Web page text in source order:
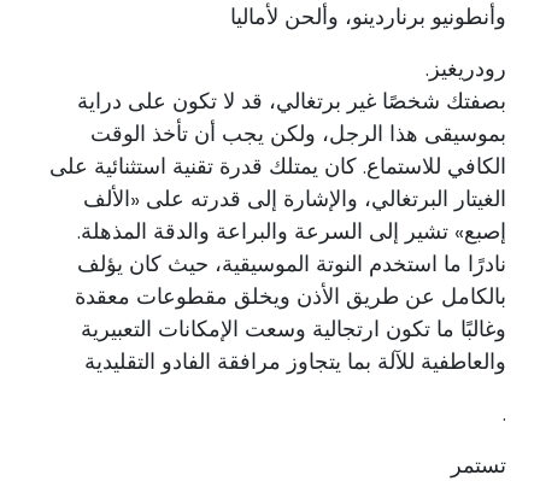
وأنطونيو برناردينو، وألحن لأماليا
رودريغيز.
بصفتك شخصًا غير برتغالي، قد لا تكون على دراية
بموسيقى هذا الرجل، ولكن يجب أن تأخذ الوقت
الكافي للاستماع. كان يمتلك قدرة تقنية استثنائية على
الغيتار البرتغالي، والإشارة إلى قدرته على «الألف
إصبع» تشير إلى السرعة والبراعة والدقة المذهلة.
نادرًا ما استخدم النوتة الموسيقية، حيث كان يؤلف
بالكامل عن طريق الأذن ويخلق مقطوعات معقدة
وغالبًا ما تكون ارتجالية وسعت الإمكانات التعبيرية
والعاطفية للآلة بما يتجاوز مرافقة الفادو التقليدية
.
تستمر